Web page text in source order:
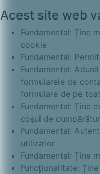
Acest site web
Fundamental: Ține
cookie
Fundamental:
Fundamental:
formularele de
formulare de pe
Fundamental: Ține
coșul de
Fundamental:
utilizator
Fundamental: Ține
Funcționalitate: